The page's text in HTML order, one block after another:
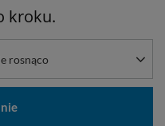
kroku.
rosnąco